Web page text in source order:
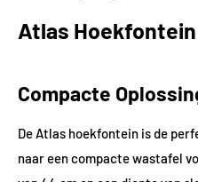
Atlas
Compacte
De Atlas hoekfontein is de
naar een compacte wastafel